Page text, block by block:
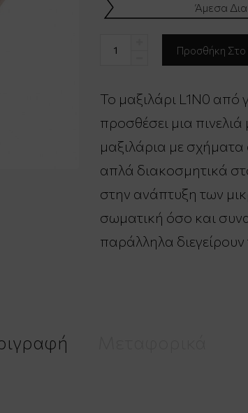
Άμεσα
Το μαξιλάρι L1N0 από
προσθέσει μια
μαξιλάρια με σχήματα
απλά διακοσμητικά
στην ανάπτυξη των
σωματική όσο και
παράλληλα